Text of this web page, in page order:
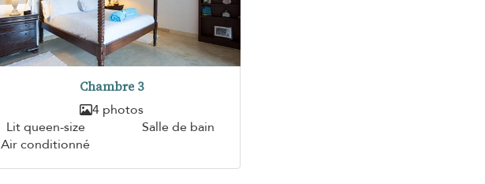
Chambre 3
4 photos
Lit queen-size
Salle de bain
Air conditionné